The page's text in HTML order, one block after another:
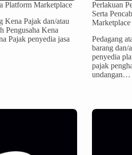
Platform Marketplace
Kena Pajak dan/atau
Pengusaha Kena
Pajak penyedia jasa
Perlakuan
Serta
Marketplace
Pedagang
barang dan/
penyedia
pajak
undangan…